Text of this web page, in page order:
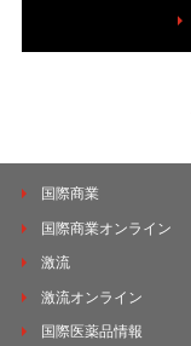
国際商業
国際商業オンライン
激流
激流オンライン
国際医薬品情報